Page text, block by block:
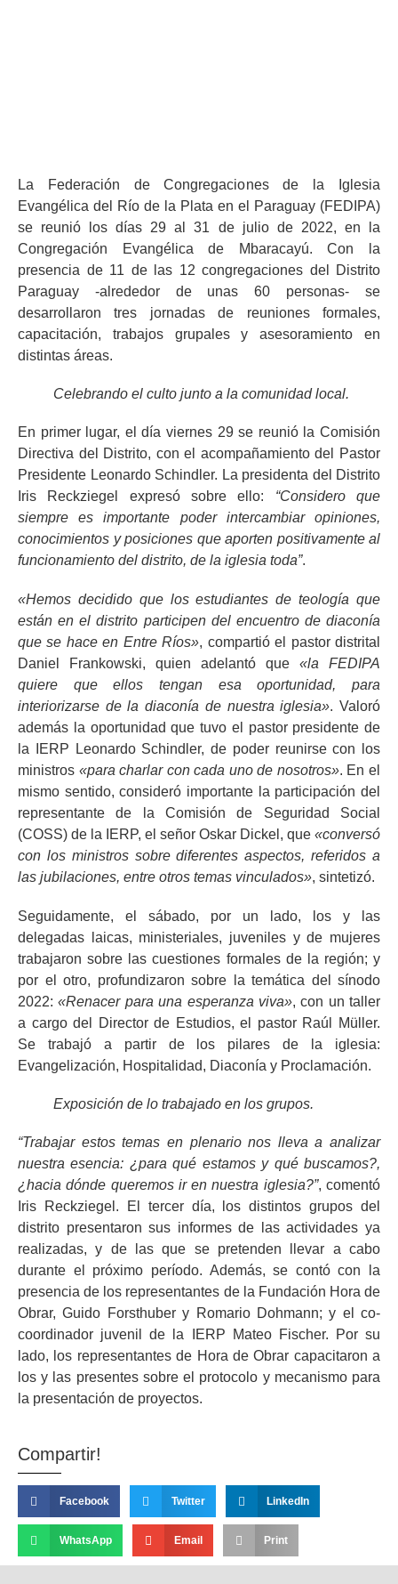
La Federación de Congregaciones de la Iglesia
Evangélica del Río de la Plata en el Paraguay (FEDIPA)
se reunió los días 29 al 31 de julio de 2022, en la
Congregación Evangélica de Mbaracayú. Con la
presencia de 11 de las 12 congregaciones del Distrito
Paraguay -alrededor de unas 60 personas- se
desarrollaron tres jornadas de reuniones formales,
capacitación, trabajos grupales y asesoramiento en
distintas áreas.
Celebrando el culto junto a la comunidad local.
En primer lugar, el día viernes 29 se reunió la Comisión
Directiva del Distrito, con el acompañamiento del Pastor
Presidente Leonardo Schindler. La presidenta del Distrito
Iris Reckziegel expresó sobre ello: “Considero que
siempre es importante poder intercambiar opiniones,
conocimientos y posiciones que aporten positivamente al
funcionamiento del distrito, de la iglesia toda”.
«Hemos decidido que los estudiantes de teología que
están en el distrito participen del encuentro de diaconía
que se hace en Entre Ríos», compartió el pastor distrital
Daniel Frankowski, quien adelantó que «la FEDIPA
quiere que ellos tengan esa oportunidad, para
interiorizarse de la diaconía de nuestra iglesia». Valoró
además la oportunidad que tuvo el pastor presidente de
la IERP Leonardo Schindler, de poder reunirse con los
ministros «para charlar con cada uno de nosotros». En el
mismo sentido, consideró importante la participación del
representante de la Comisión de Seguridad Social
(COSS) de la IERP, el señor Oskar Dickel, que «conversó
con los ministros sobre diferentes aspectos, referidos a
las jubilaciones, entre otros temas vinculados», sintetizó.
Seguidamente, el sábado, por un lado, los y las
delegadas laicas, ministeriales, juveniles y de mujeres
trabajaron sobre las cuestiones formales de la región; y
por el otro, profundizaron sobre la temática del sínodo
2022:«Renacer para una esperanza viva», con un taller
a cargo del Director de Estudios, el pastor Raúl Müller.
Se trabajó a partir de los pilares de la iglesia:
Evangelización, Hospitalidad, Diaconía y Proclamación.
Exposición de lo trabajado en los grupos.
“Trabajar estos temas en plenario nos lleva a analizar
nuestra esencia: ¿para qué estamos y qué buscamos?,
¿hacia dónde queremos ir en nuestra iglesia?”, comentó
Iris Reckziegel. El tercer día, los distintos grupos del
distrito presentaron sus informes de las actividades ya
realizadas, y de las que se pretenden llevar a cabo
durante el próximo período. Además, se contó con la
presencia de los representantes de la Fundación Hora de
Obrar, Guido Forsthuber y Romario Dohmann; y el co-
coordinador juvenil de la IERP Mateo Fischer. Por su
lado, los representantes de Hora de Obrar capacitaron a
los y las presentes sobre el protocolo y mecanismo para
la presentación de proyectos.
Compartir!
Facebook Twitter LinkedIn
WhatsApp Email Print